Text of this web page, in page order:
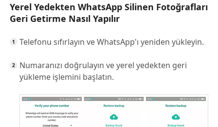
Yerel Yedekten WhatsApp Silinen Fotoğrafları
Geri Getirme Nasıl Yapılır
Telefonu sıfırlayın ve WhatsApp'ı yeniden yükleyin.
Numaranızı doğrulayın ve yerel yedekten geri
yükleme işlemini başlatın.